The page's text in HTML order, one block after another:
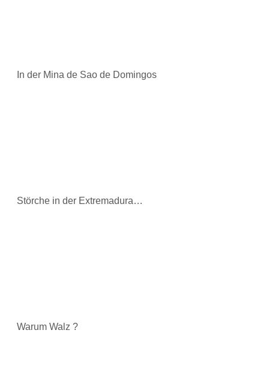
In der Mina de Sao de Domingos
Störche in der Extremadura…
Warum Walz ?